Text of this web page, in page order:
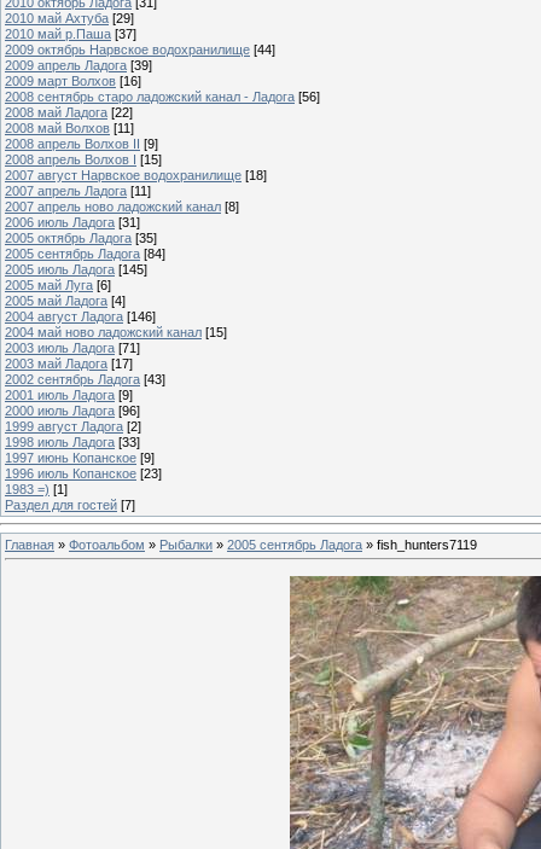
2010 май Ахтуба [29]
2010 май р.Паша [37]
2009 октябрь Нарвское водохранилище [44]
2009 апрель Ладога [39]
2009 март Волхов [16]
2008 сентябрь старо ладожский канал - Ладога [56]
2008 май Ладога [22]
2008 май Волхов [11]
2008 апрель Волхов II [9]
2008 апрель Волхов I [15]
2007 август Нарвское водохранилище [18]
2007 апрель Ладога [11]
2007 апрель ново ладожский канал [8]
2006 июль Ладога [31]
2005 октябрь Ладога [35]
2005 сентябрь Ладога [84]
2005 июль Ладога [145]
2005 май Луга [6]
2005 май Ладога [4]
2004 август Ладога [146]
2004 май ново ладожский канал [15]
2003 июль Ладога [71]
2003 май Ладога [17]
2002 сентябрь Ладога [43]
2001 июль Ладога [9]
2000 июль Ладога [96]
1999 август Ладога [2]
1998 июль Ладога [33]
1997 июнь Копанское [9]
1996 июль Копанское [23]
1983 =) [1]
Раздел для гостей [7]
Главная » Фотоальбом » Рыбалки » 2005 сентябрь Ладога » fish_hunters7119